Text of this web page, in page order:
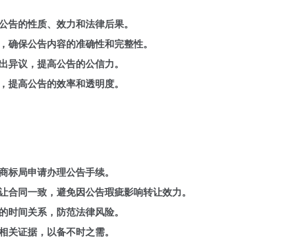
的性质、效力和法律后果。
保公告内容的准确性和完整性。
议，提高公告的公信力。
高公告的效率和透明度。
局申请办理公告手续。
同一致，避免因公告瑕疵影响转让效力。
间关系，防范法律风险。
证据，以备不时之需。